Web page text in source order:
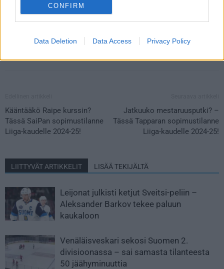
CONFIRM
Data Deletion Data Access Privacy Policy
Kääntääkö Raipe kurssin?
Tässä SaiPan sopimustilanne
Liiga-kaudelle 2024-25!
Jatkuuko mestaruusputki? –
Tässä Tapparan sopimustilanne
Liiga-kaudelle 2024-25!
LIITTYVÄT ARTIKKELIT LISÄÄ TEKIJÄLTÄ
Leijonat julkisti ketjut Sveitsi-peliin –
Aleksander Barkov tekee paluun
kaukaloon
Venäläisveskari sekosi Suomen 2.
divisioonassa – sai samasta tilanteesta
50 jäähyminuuttia